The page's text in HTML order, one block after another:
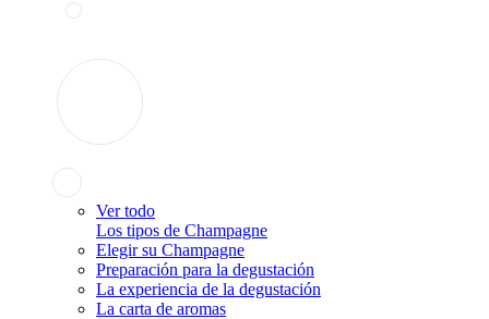
Ver todo
Los tipos de Champagne
Elegir su Champagne
Preparación para la degustación
La experiencia de la degustación
La carta de aromas